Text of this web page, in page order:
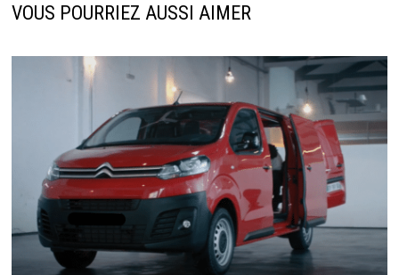
VOUS POURRIEZ AUSSI AIMER